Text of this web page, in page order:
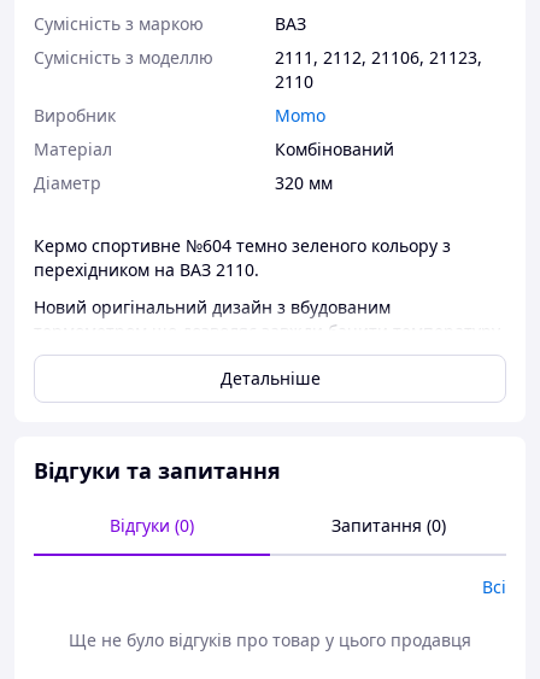
Сумісність з маркою
ВАЗ
Сумісність з моделлю
2111 , 2112, 21106, 21123,
2110
Виробник
Momo
Матеріал
Комбінований
Діаметр
320 мм
Кермо спортивне №604 темно зеленого кольору з
перехідником на ВАЗ 2110.
Новий оригінальний дизайн з вбудованим
термометром,що дозволяє завжди бачити температуру
повітря в салоні автомобіля.
Детальніше
Відгуки та запитання
Відгуки (0) Запитання (0)
Всі
Ще не було відгуків про товар у цього продавця